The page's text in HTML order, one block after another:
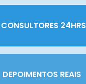
CONSULTORES 24HRS
DEPOIMENTOS REAIS